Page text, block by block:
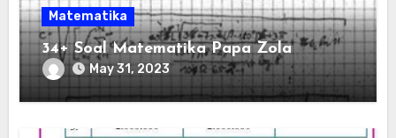
Matematika
34+ Soal Matematika Papa Zola
May 31, 2023